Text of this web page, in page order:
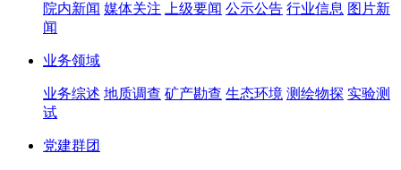
院内新闻 媒体关注 上级要闻 公示公告 行业信息 图片新
闻
业务领域
业务综述 地质调查 矿产勘查 生态环境 测绘物探 实验测
试
党建群团